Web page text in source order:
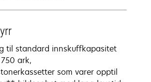
til standard innskuffkapasitet
ark,
som varer opptil